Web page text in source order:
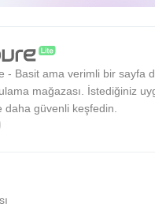
- Basit ama verimli bir sayfa
mağazası. İstediğiniz
daha güvenli keşfedin.